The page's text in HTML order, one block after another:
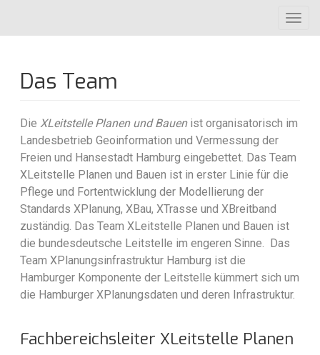
Inhalt
Das Team
Die XLeitstelle Planen und Bauenist organisatorisch im
Landesbetrieb Geoinformation und Vermessung der
Freien und Hansestadt Hamburg eingebettet. Das Team
XLeitstelle Planen und Bauen ist in erster Linie für die
Pflege und Fortentwicklung der Modellierung der
Standards XPlanung, XBau, XTrasse und XBreitband
zuständig. Das Team XLeitstelle Planen und Bauen ist
die bundesdeutsche Leitstelle im engeren Sinne. Das
Team XPlanungsinfrastruktur Hamburg ist die
Hamburger Komponente der Leitstelle kümmert sich um
die Hamburger XPlanungsdaten und deren Infrastruktur.
Fachbereichsleiter XLeitstelle Planen